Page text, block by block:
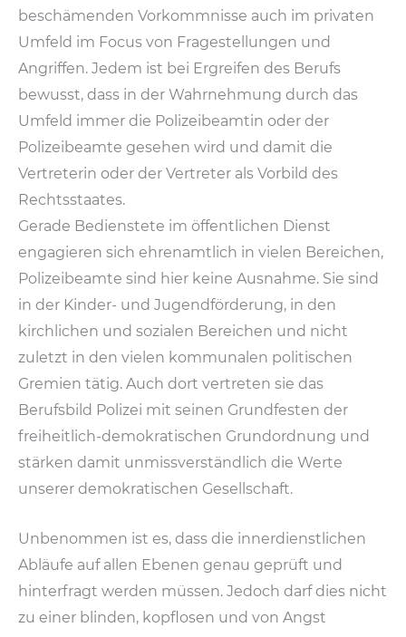
beschämenden Vorkommnisse auch im privaten
Umfeld im Focus von Fragestellungen und
Angriffen. Jedem ist bei Ergreifen des Berufs
bewusst, dass in der Wahrnehmung durch das
Umfeld immer die Polizeibeamtin oder der
Polizeibeamte gesehen wird und damit die
Vertreterin oder der Vertreter als Vorbild des
Rechtsstaates.
Gerade Bedienstete im öffentlichen Dienst
engagieren sich ehrenamtlich in vielen Bereichen,
Polizeibeamte sind hier keine Ausnahme. Sie sind
in der Kinder- und Jugendförderung, in den
kirchlichen und sozialen Bereichen und nicht
zuletzt in den vielen kommunalen politischen
Gremien tätig. Auch dort vertreten sie das
Berufsbild Polizei mit seinen Grundfesten der
freiheitlich-demokratischen Grundordnung und
stärken damit unmissverständlich die Werte
unserer demokratischen Gesellschaft.
Unbenommen ist es, dass die innerdienstlichen
Abläufe auf allen Ebenen genau geprüft und
hinterfragt werden müssen. Jedoch darf dies nicht
zu einer blinden, kopflosen und von Angst